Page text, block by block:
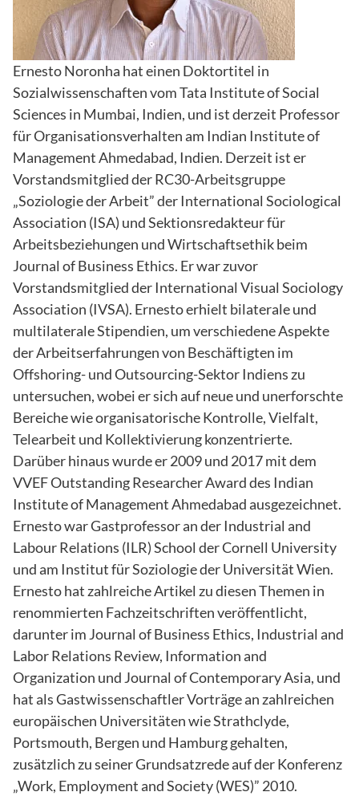
Ernesto Noronha hat einen Doktortitel in
Sozialwissenschaften vom Tata Institute of Social
Sciences in Mumbai, Indien, und ist derzeit Professor
für Organisationsverhalten am Indian Institute of
Management Ahmedabad, Indien. Derzeit ist er
Vorstandsmitglied der RC30-Arbeitsgruppe
„Soziologie der Arbeit” der International Sociological
Association (ISA) und Sektionsredakteur für
Arbeitsbeziehungen und Wirtschaftsethik beim
Journal of Business Ethics. Er war zuvor
Vorstandsmitglied der International Visual Sociology
Association (IVSA). Ernesto erhielt bilaterale und
multilaterale Stipendien, um verschiedene Aspekte
der Arbeitserfahrungen von Beschäftigten im
Offshoring- und Outsourcing-Sektor Indiens zu
untersuchen, wobei er sich auf neue und unerforschte
Bereiche wie organisatorische Kontrolle, Vielfalt,
Telearbeit und Kollektivierung konzentrierte.
Darüber hinaus wurde er 2009 und 2017 mit dem
VVEF Outstanding Researcher Award des Indian
Institute of Management Ahmedabad ausgezeichnet.
Ernesto war Gastprofessor an der Industrial and
Labour Relations (ILR) School der Cornell University
und am Institut für Soziologie der Universität Wien.
Ernesto hat zahlreiche Artikel zu diesen Themen in
renommierten Fachzeitschriften veröffentlicht,
darunter im Journal of Business Ethics, Industrial and
Labor Relations Review, Information and
Organization und Journal of Contemporary Asia, und
hat als Gastwissenschaftler Vorträge an zahlreichen
europäischen Universitäten wie Strathclyde,
Portsmouth, Bergen und Hamburg gehalten,
zusätzlich zu seiner Grundsatzrede auf der Konferenz
„Work, Employment and Society (WES)” 2010.